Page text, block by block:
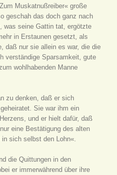
Muskatnußreiber« große
geschah das doch ganz nach
was seine Gattin tat, ergötzte
in Erstaunen gesetzt, als
daß nur sie allein es war, die die
verständige Sparsamkeit, gute
wohlhabenden Manne
zu denken, daß er sich
Sie war ihm ein
und er hielt dafür, daß
eine Bestätigung des alten
sich selbst den Lohn«.
die Quittungen in den
er immerwährend über ihre